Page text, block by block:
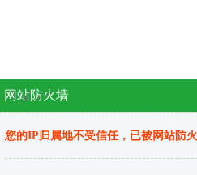
网站防火墙
您的IP归属地不受信任，已被网站防